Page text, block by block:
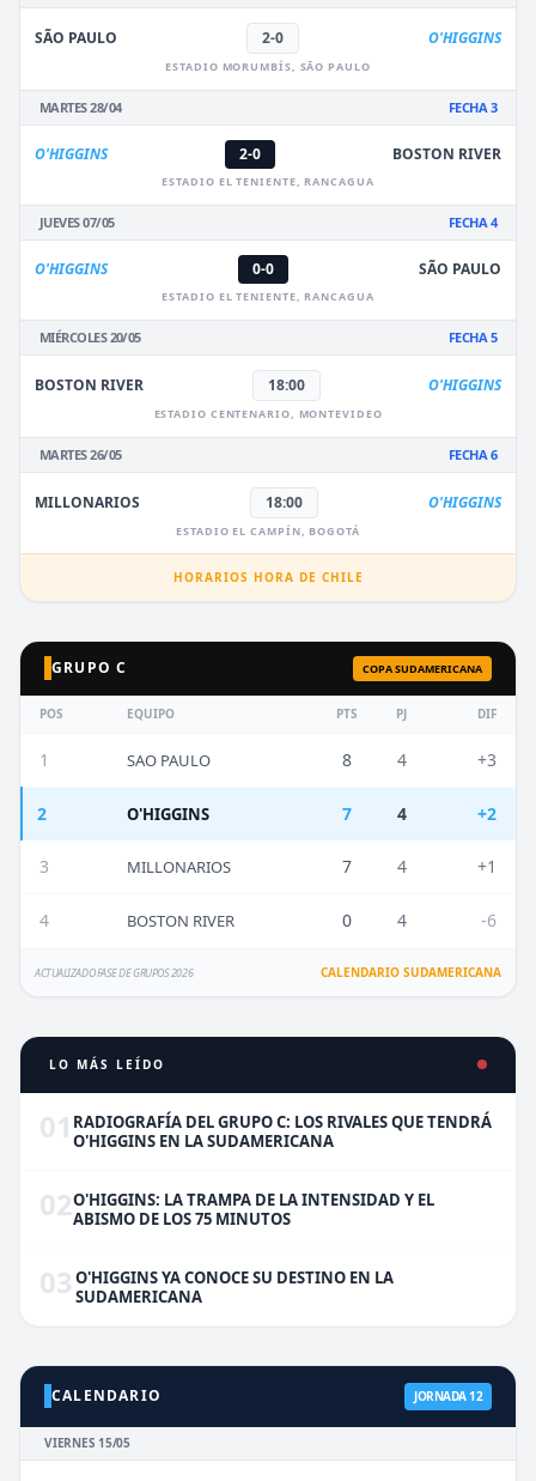
SÃO PAULO 2-0 O'HIGGINS
ESTADIO MORUMBÍS, SÃO PAULO
MARTES 28/04 FECHA 3
O'HIGGINS 2-0 BOSTON RIVER
ESTADIO EL TENIENTE, RANCAGUA
JUEVES 07/05 FECHA 4
O'HIGGINS 0-0 SÃO PAULO
ESTADIO EL TENIENTE, RANCAGUA
MIÉRCOLES 20/05 FECHA 5
BOSTON RIVER 18:00 O'HIGGINS
ESTADIO CENTENARIO, MONTEVIDEO
MARTES 26/05 FECHA 6
MILLONARIOS 18:00 O'HIGGINS
ESTADIO EL CAMPÍN, BOGOTÁ
HORARIOS HORA DE CHILE
GRUPO C COPA SUDAMERICANA
POS EQUIPO PTS PJ DIF
1 SAO PAULO 8 4 +3
2 O'HIGGINS 7 4 +2
3 MILLONARIOS 7 4 +1
4 BOSTON RIVER 0 4 -6
ACTUALIZADO FASE DE GRUPOS 2026 CALENDARIO SUDAMERICANA
LO MÁS LEÍDO
01 RADIOGRAFÍA DEL GRUPO C: LOS RIVALES QUE TENDRÁ
O'HIGGINS EN LA SUDAMERICANA
02O'HIGGINS: LA TRAMPA DE LA INTENSIDAD Y EL
ABISMO DE LOS 75 MINUTOS
03 O'HIGGINS YA CONOCE SU DESTINO EN LA
SUDAMERICANA
CALENDARIO JORNADA 12
VIERNES 15/05